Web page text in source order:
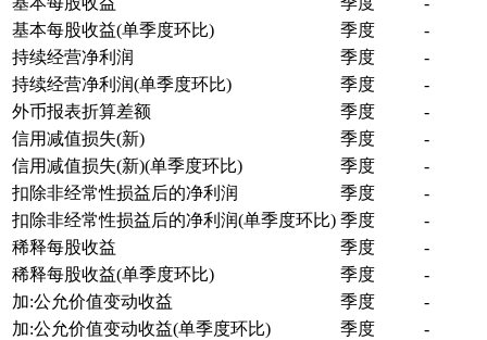
基本每股收益(单季度环比)
季度
-
持续经营净利润
季度
-
持续经营净利润(单季度环比)
季度
-
外币报表折算差额
季度
-
信用减值损失(新)
季度
-
信用减值损失(新)(单季度环比)
季度
-
扣除非经常性损益后的净利润
季度
-
扣除非经常性损益后的净利润(单季度环比) 季度
-
稀释每股收益
季度
-
稀释每股收益(单季度环比)
季度
-
加:公允价值变动收益
季度
-
加:公允价值变动收益(单季度环比)
季度
-